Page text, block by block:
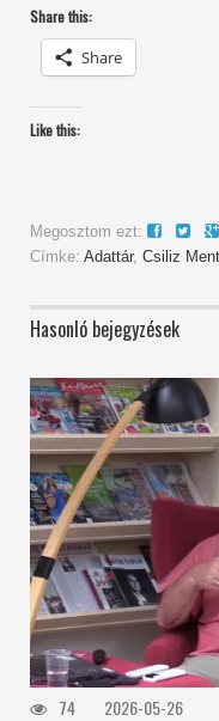
Share this:
Share
Like this:
Megosztom ezt:
Címke: Adattár, Csiliz
Hasonló bejegyzések
74 2026-05-26